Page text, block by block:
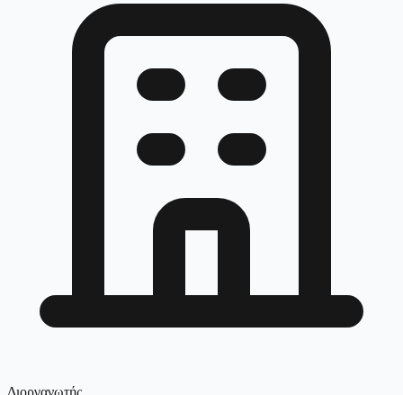
Διοργανωτής